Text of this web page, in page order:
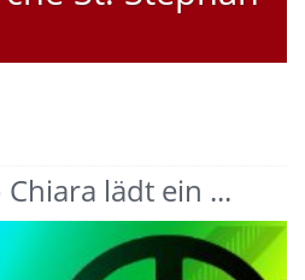
lädt ein ...